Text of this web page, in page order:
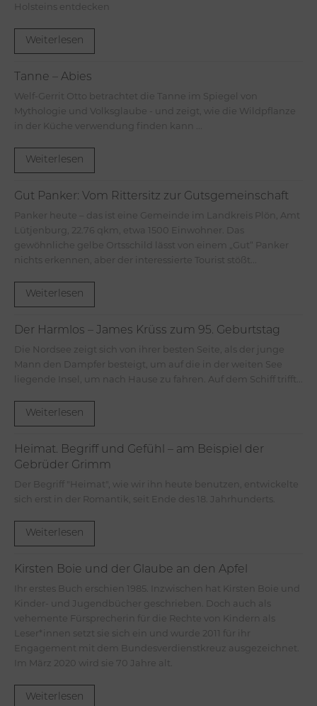
Holsteins entdecken
Weiterlesen
Tanne – Abies
Welf-Gerrit Otto betrachtet die Tanne im Spiegel von
Mythologie und Volksglaube - und zeigt, wie die Wildpflanze
in der Küche verwendung finden kann ...
Weiterlesen
Gut Panker: Vom Rittersitz zur Gutsgemeinschaft
Panker heute – das ist eine Gemeinde im Landkreis Plön, Amt
Lütjenburg, 22.76 qkm, etwa 1500 Einwohner. Das
gewöhnliche gelbe Ortsschild lässt von einem „Gut“ Panker
nichts erkennen, aber der interessierte Tourist stößt...
Weiterlesen
Der Harmlos – James Krüss zum 95. Geburtstag
Die Nordsee zeigt sich von ihrer besten Seite, als der junge
Mann den Dampfer besteigt, um auf die in der weiten See
liegende Insel, um nach Hause zu fahren. Auf dem Schiff trifft...
Weiterlesen
Heimat. Begriff und Gefühl – am Beispiel der
Gebrüder Grimm
Der Begriff "Heimat", wie wir ihn heute benutzen, entwickelte
sich erst in der Romantik, seit Ende des 18. Jahrhunderts.
Weiterlesen
Kirsten Boie und der Glaube an den Apfel
Ihr erstes Buch erschien 1985. Inzwischen hat Kirsten Boie und
Kinder- und Jugendbücher geschrieben. Doch auch als
vehemente Fürsprecherin für die Rechte von Kindern als
Leser*innen setzt sie sich ein und wurde 2011 für ihr
Engagement mit dem Bundesverdienstkreuz ausgezeichnet.
Im März 2020 wird sie 70 Jahre alt.
Weiterlesen